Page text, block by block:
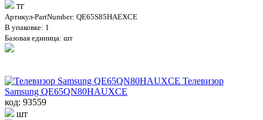
тг
Артикул-PartNumber: QE65S85HAEXCE
В упаковке: 1
Базовая единица: шт
Телевизор
Samsung QE65QN80HAUXCE
код: 93559
шт